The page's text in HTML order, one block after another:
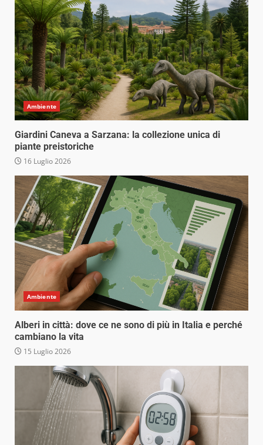
Ambiente
Giardini Caneva a Sarzana: la collezione unica di
piante preistoriche
16 Luglio 2026
Ambiente
Alberi in città: dove ce ne sono di più in Italia e perché
cambiano la vita
15 Luglio 2026